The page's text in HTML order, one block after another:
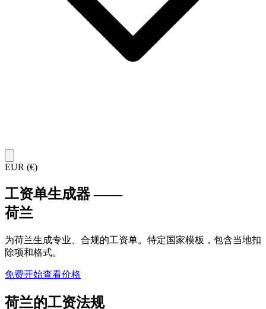
EUR (€)
工资单生成器 ——
荷兰
为荷兰生成专业、合规的工资单。特定国家模板，包含当地扣
除项和格式。
免费开始查看价格
荷兰的工资法规